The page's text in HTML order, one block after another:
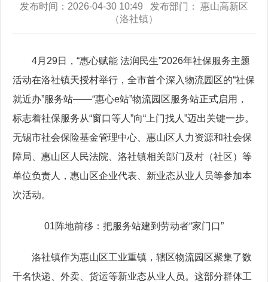
发布时间：2026-04-30 10:49 发布部门： 惠山高新区
（洛社镇）
4月29日，“惠心赋能 法润民生”2026年社保服务主题
活动在洛社镇天授村举行，全市首个深入物流园区的“社保
就近办”服务站——“惠心e站”物流园区服务站正式启用，
标志着社保服务从“窗口等人”向“上门找人”迈出关键一步。
无锡市社会保险基金管理中心、惠山区人力资源和社会保
障局、惠山区人民法院、洛社镇相关部门及村（社区）等
单位负责人，惠山区企业代表、新业态从业人员等参加本
次活动。
01阵地前移：把服务站建到劳动者“家门口”
洛社镇作为惠山区工业重镇，辖区物流园区聚集了数
千名快递、外卖、货运等新业态从业人员。这部分群体工